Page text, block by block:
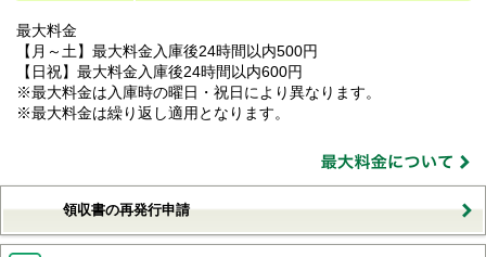
最大料金
【月～土】最大料金入庫後24時間以内500円
【日祝】最大料金入庫後24時間以内600円
※最大料金は入庫時の曜日・祝日により異なります。
※最大料金は繰り返し適用となります。
領収書の再発行申請